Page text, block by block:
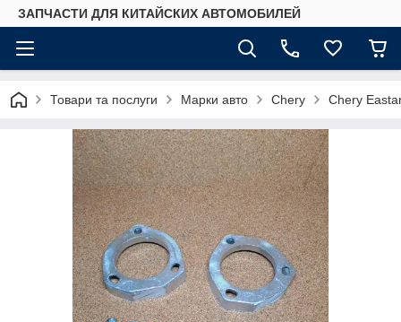
ЗАПЧАСТИ ДЛЯ КИТАЙСКИХ АВТОМОБИЛЕЙ
Товари та послуги Марки авто Chery Chery